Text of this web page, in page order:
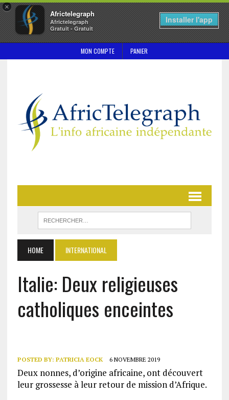
×
Africtelegraph
Africtelegraph
Gratuit - Gratuit
Installer l'app
MON COMPTE PANIER
HOME INTERNATIONAL
Italie: Deux religieuses
catholiques enceintes
POSTED BY: PATRICIA EOCK 6 NOVEMBRE 2019
Deux nonnes, d’origine africaine, ont découvert
leur grossesse à leur retour de mission d’Afrique.